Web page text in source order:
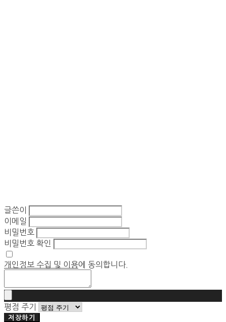
글쓴이
이메일
비밀번호
비밀번호 확인
개인정보 수집 및 이용에 동의합니다.
평점 주기
저장하기